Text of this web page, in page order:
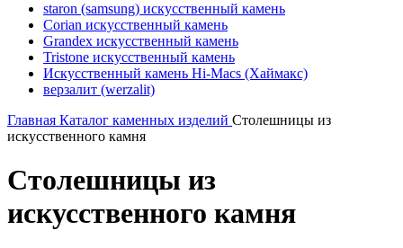
staron (samsung) искусственный камень
Corian искусственный камень
Grandex искусственный камень
Tristone искусственный камень
Искусственный камень Hi-Macs (Хаймакс)
верзалит (werzalit)
Главная Каталог каменных изделий Столешницы из
искусственного камня
Столешницы из
искусственного камня